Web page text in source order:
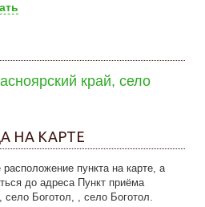
край, село
НА КАРТЕ
пункта на карте, а
до адреса Пункт приёма
Боготол, , село Боготол.